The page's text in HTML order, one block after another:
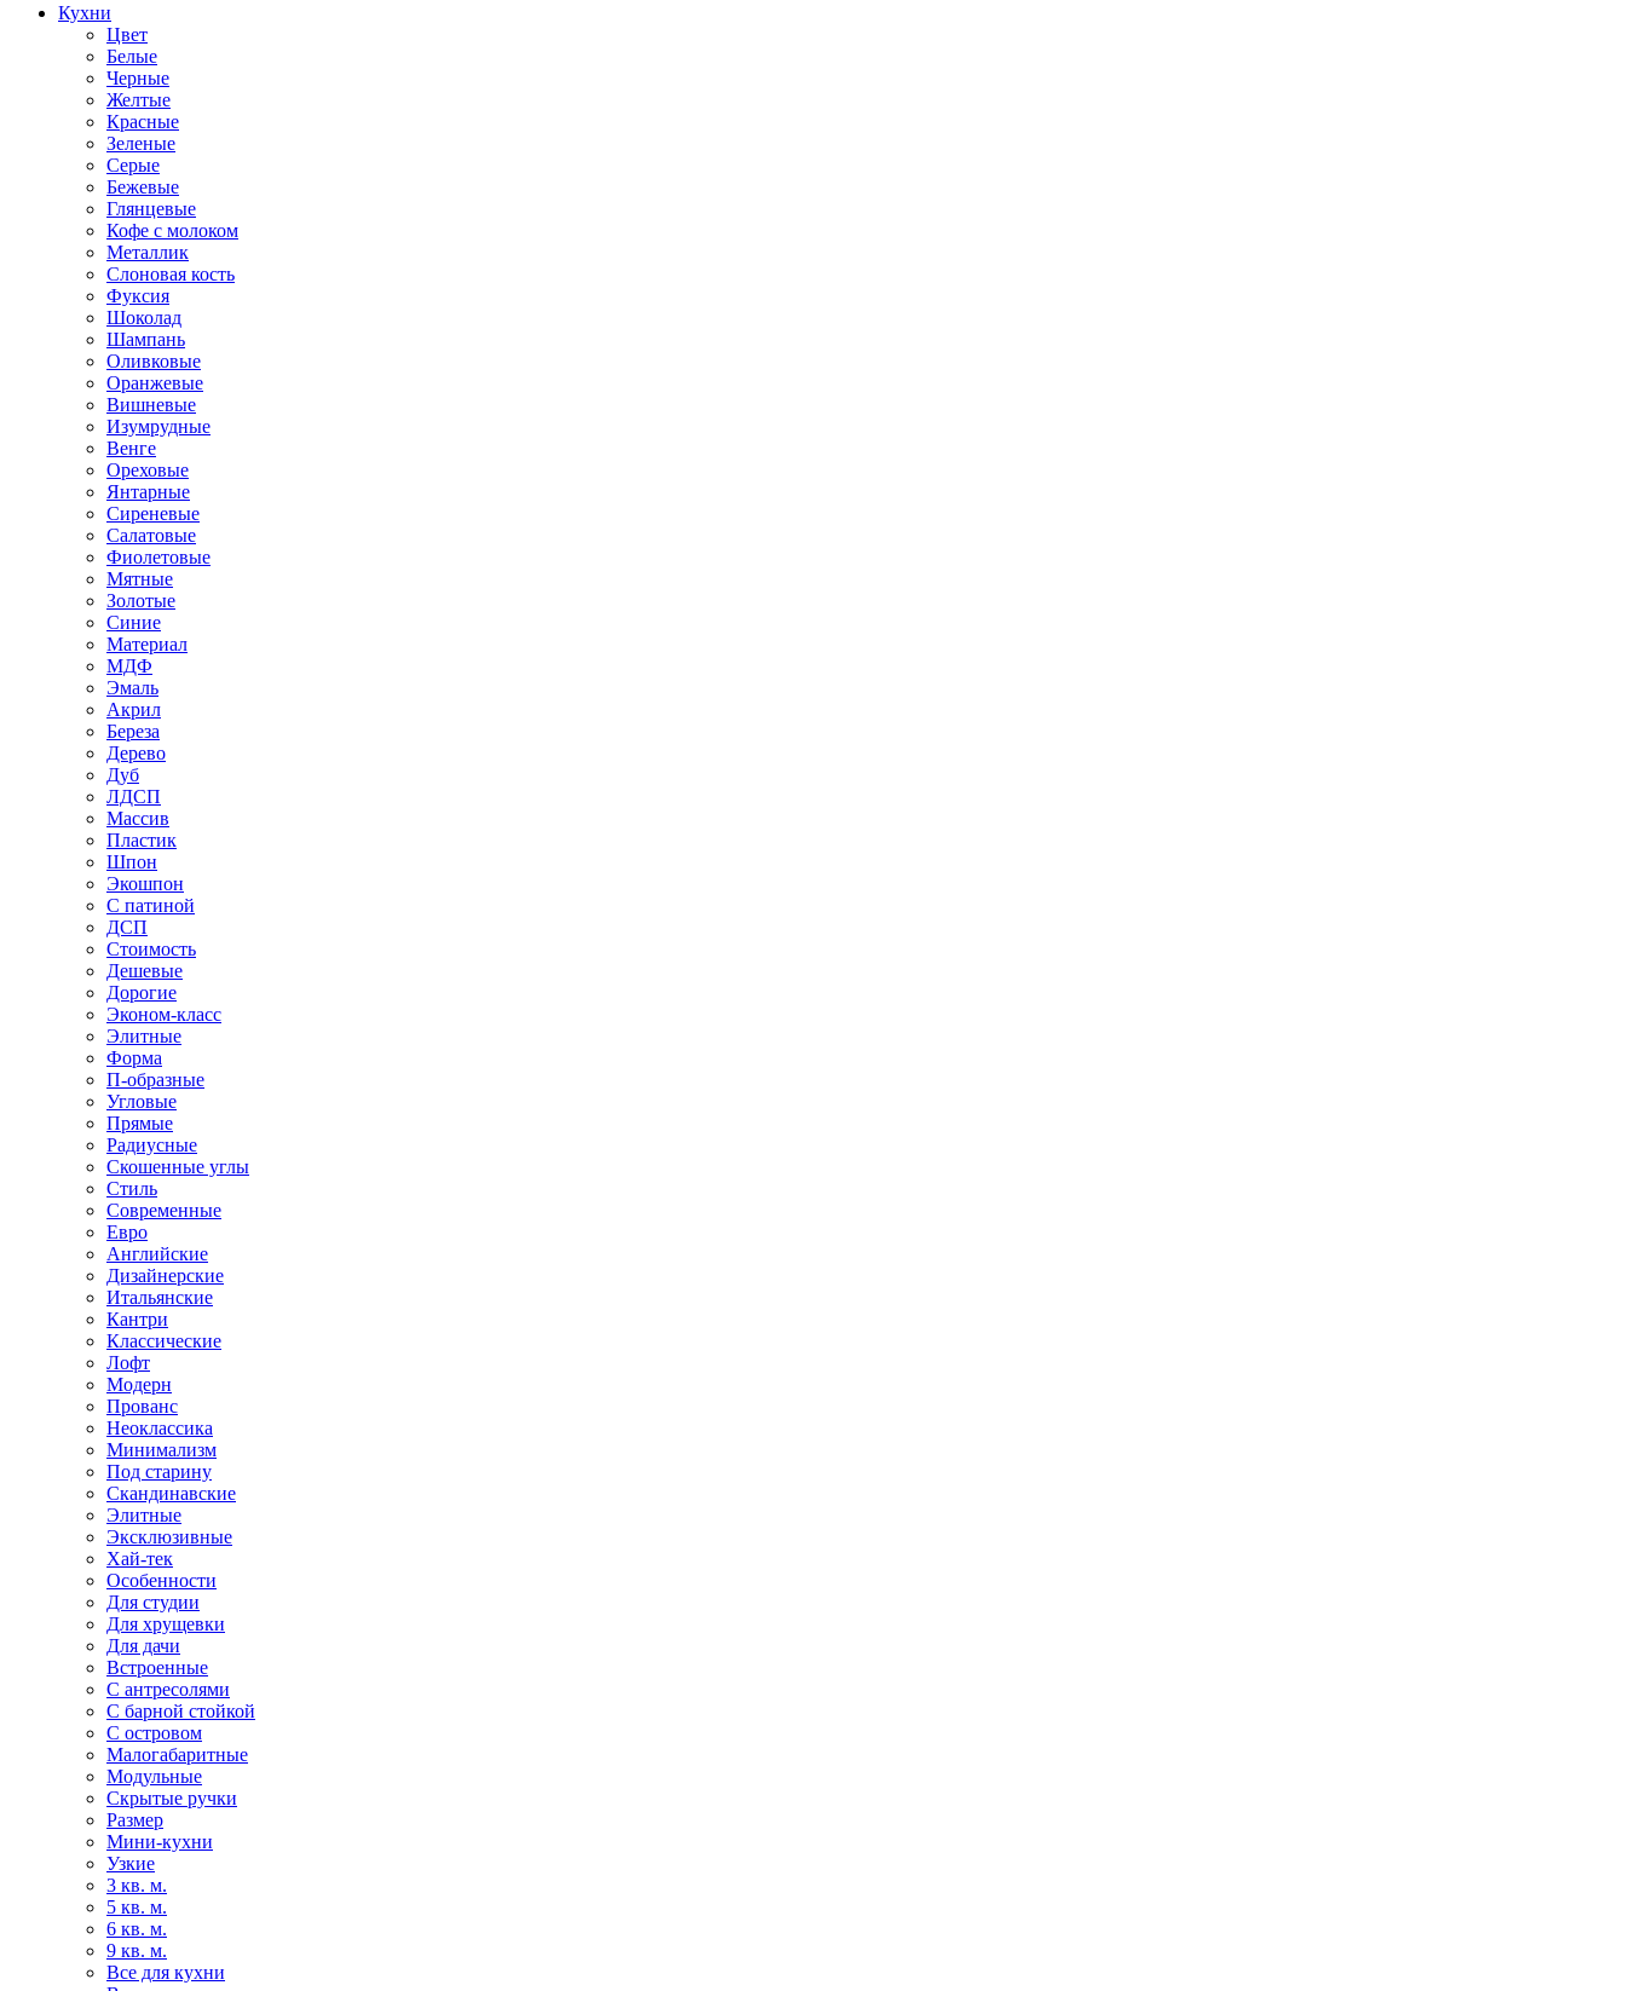
Кухни
Цвет
Белые
Черные
Желтые
Красные
Зеленые
Серые
Бежевые
Глянцевые
Кофе с молоком
Металлик
Слоновая кость
Фуксия
Шоколад
Шампань
Оливковые
Оранжевые
Вишневые
Изумрудные
Венге
Ореховые
Янтарные
Сиреневые
Салатовые
Фиолетовые
Мятные
Золотые
Синие
Материал
МДФ
Эмаль
Акрил
Береза
Дерево
Дуб
ЛДСП
Массив
Пластик
Шпон
Экошпон
С патиной
ДСП
Стоимость
Дешевые
Дорогие
Эконом-класс
Элитные
Форма
П-образные
Угловые
Прямые
Радиусные
Скошенные углы
Стиль
Современные
Евро
Английские
Дизайнерские
Итальянские
Кантри
Классические
Лофт
Модерн
Прованс
Неоклассика
Минимализм
Под старину
Скандинавские
Элитные
Эксклюзивные
Хай-тек
Особенности
Для студии
Для хрущевки
Для дачи
Встроенные
С антресолями
С барной стойкой
С островом
Малогабаритные
Модульные
Скрытые ручки
Размер
Мини-кухни
Узкие
3 кв. м.
5 кв. м.
6 кв. м.
9 кв. м.
Все для кухни